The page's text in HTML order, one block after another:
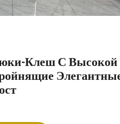
Клеш С Высокой